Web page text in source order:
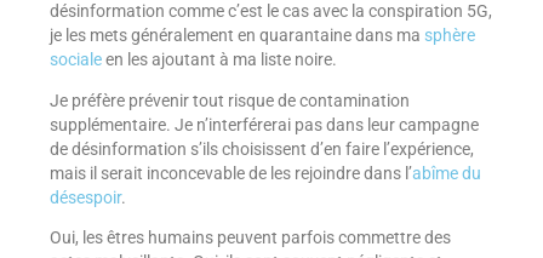
désinformation comme c’est le cas avec la conspiration 5G,
je les mets généralement en quarantaine dans ma sphère
socialeen les ajoutant à ma liste noire.
Je préfère prévenir tout risque de contamination
supplémentaire. Je n’interférerai pas dans leur campagne
de désinformation s’ils choisissent d’en faire l’expérience,
mais il serait inconcevable de les rejoindre dans l’abîme du
désespoir.
Oui, les êtres humains peuvent parfois commettre des